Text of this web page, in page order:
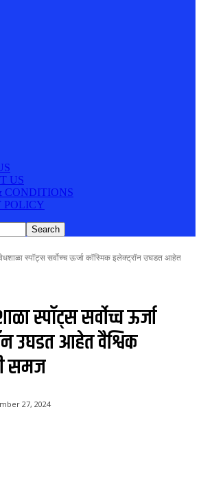
US
CONDITIONS
POLICY
स्पॉट्स सर्वोच्च ऊर्जा कॉस्मिक इलेक्ट्रॉन उघडत आहेत
स्पॉट्स सर्वोच्च ऊर्जा
उघडत आहेत वैश्विक
समज
27, 2024